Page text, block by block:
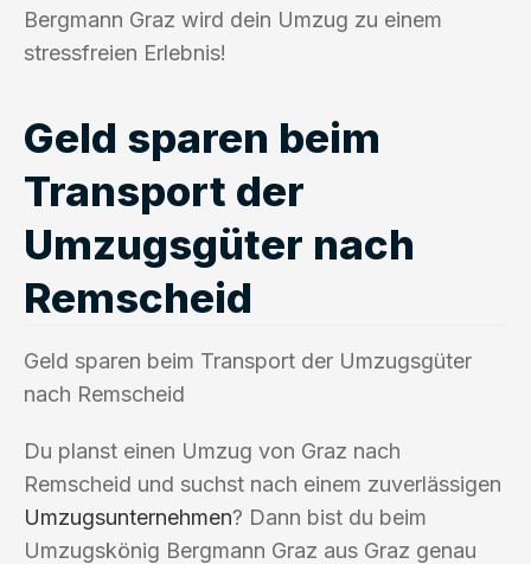
Bergmann Graz wird dein Umzug zu einem
stressfreien Erlebnis!
Geld sparen beim
Transport der
Umzugsgüter nach
Remscheid
Geld sparen beim Transport der Umzugsgüter
nach Remscheid
Du planst einen Umzug von Graz nach
Remscheid und suchst nach einem zuverlässigen
Umzugsunternehmen? Dann bist du beim
Umzugskönig Bergmann Graz aus Graz genau